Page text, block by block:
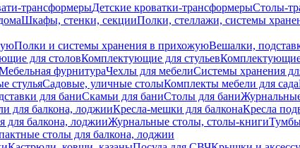
трансформерыДетские кроватки-трансформерыСтолы-
Шкафы, стенки, секцииПолки, стеллажи, системы
Полки и системы хранения в прихожуюВешалки,
для столовКомплектующие для стульевКомплектующие
фурнитураЧехлы для мебелиСистемы хранения
стульяСадовые, уличные столыКомплекты мебели для сада
для баниСкамьи для баниСтолы для бани
для балкона, лоджииКресла-мешки для балконаКресла
для балкона, лоджииЖурнальные столы, столы-книги
столы для балкона, лоджии